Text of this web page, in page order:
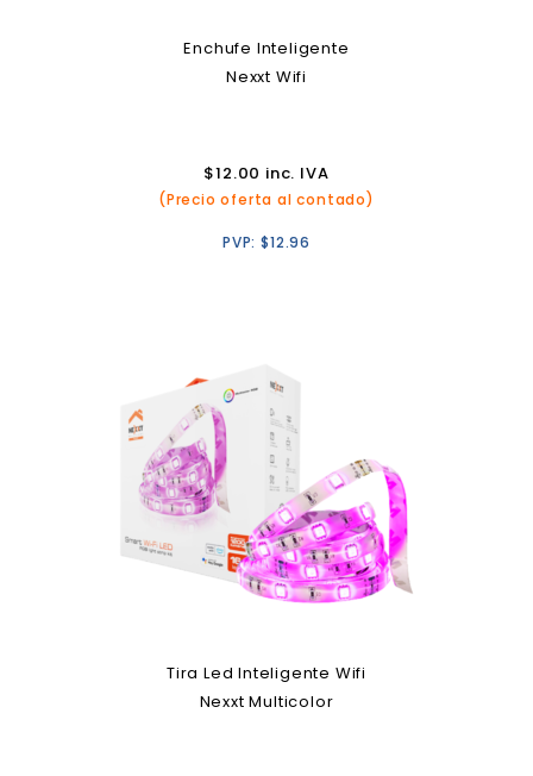
Enchufe Inteligente
Nexxt Wifi
$12.00 inc. IVA
(Precio oferta al contado)
PVP:$12.96
Tira Led Inteligente Wifi
Nexxt Multicolor